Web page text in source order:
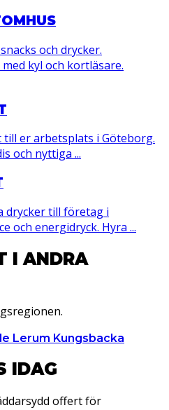
och drycker.
kyl och kortläsare.
er arbetsplats i Göteborg.
och nyttiga ...
drycker till företag i
och energidryck. Hyra ...
I ANDRA
Lerum Kungsbacka
IDAG
offert för